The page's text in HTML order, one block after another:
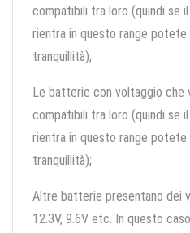
compatibili tra loro (quindi se
rientra in questo range
tranquillità);
Le batterie con voltaggio che
compatibili tra loro (quindi se
rientra in questo range
tranquillità);
Altre batterie presentano dei
12.3V, 9.6V etc. In questo